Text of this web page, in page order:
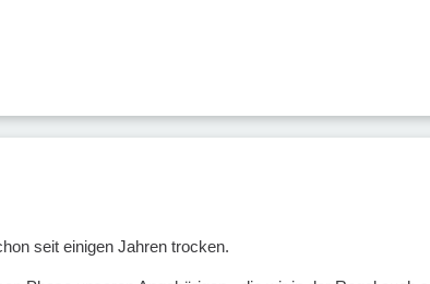
seit einigen Jahren trocken.